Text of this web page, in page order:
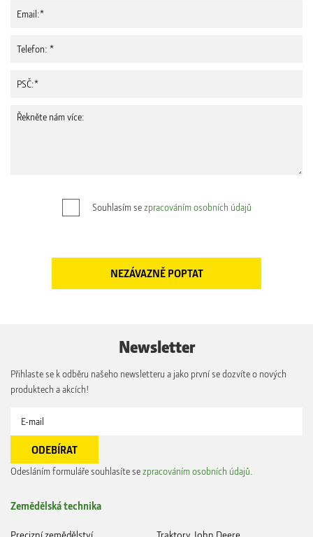
Souhlasím sezpracováním osobních údajů
Newsletter
Přihlaste se k odběru našeho newsletteru a jako první se dozvíte o nových
produktech a akcích!
Odesláním formuláře souhlasíte sezpracováním osobních údajů
Zemědělská technika